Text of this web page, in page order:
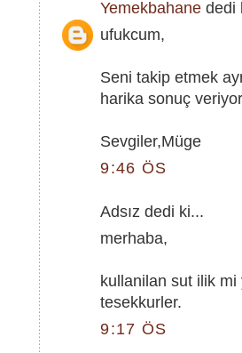
Yemekbahane dedi
ufukcum,
Seni takip etmek
harika sonuç
Sevgiler,Müge
9:46 ÖS
Adsız dedi ki...
merhaba,
kullanilan sut ilik
tesekkurler.
9:17 ÖS